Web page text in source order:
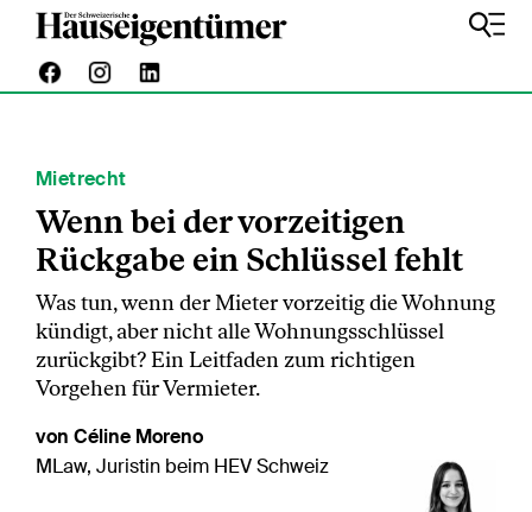
Mietrecht
Wenn bei der vorzeitigen
Rückgabe ein Schlüssel fehlt
Was tun, wenn der Mieter vorzeitig die Wohnung
kündigt, aber nicht alle Wohnungsschlüssel
zurückgibt? Ein Leitfaden zum richtigen
Vorgehen für Vermieter.
von Céline Moreno
MLaw, Juristin beim HEV Schweiz